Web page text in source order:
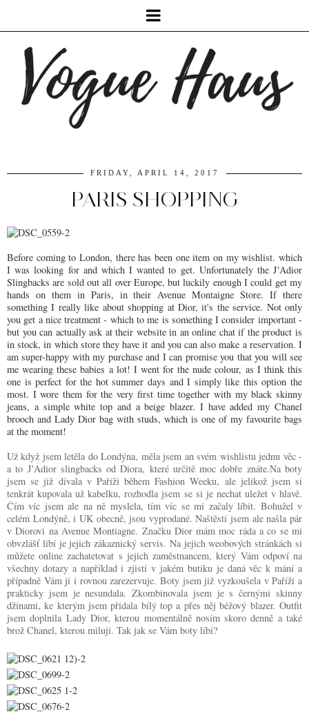
FRIDAY, APRIL 14, 2017
PARIS SHOPPING
Before coming to London, there has been one item on my wishlist. which
I was looking for and which I wanted to get. Unfortunately the J'Adior
Slingbacks are sold out all over Europe, but luckily enough I could get my
hands on them in Paris, in their Avenue Montaigne Store. If there
something I really like about shopping at Dior, it's the service. Not only
you get a nice treatment - which to me is something I consider important -
but you can actually ask at their website in an online chat if the product is
in stock, in which store they have it and you can also make a reservation. I
am super-happy with my purchase and I can promise you that you will see
me wearing these babies a lot! I went for the nude colour, as I think this
one is perfect for the hot summer days and I simply like this option the
most. I wore them for the very first time together with my black skinny
jeans, a simple white top and a beige blazer. I have added my Chanel
brooch and Lady Dior bag with studs, which is one of my favourite bags
at the moment!
Už když jsem letěla do Londýna, měla jsem an svém wishlistu jednu věc -
a to J'Adior slingbacks od Diora, které určitě moc dobře znáte.Na boty
jsem se již dívala v Paříži během Fashion Weeku, ale jelikož jsem si
tenkrát kupovala už kabelku, rozhodla jsem se si je nechat uležet v hlavě.
Čím víc jsem ale na ně myslela, tím víc se mi začaly líbit. Bohužel v
celém Londýně, i UK obecně, jsou vyprodané. Naštěstí jsem ale našla pár
v Diorovi na Avenue Montiagne. Značku Dior mám moc ráda a co se mi
obvzlášť líbí je jejich zákaznický servis. Na jejich weobových stránkách si
můžete online zachatetovat s jejich zaměstnancem, který Vám odpoví na
všechny dotazy a například i zjistí v jakém butiku je daná věc k mání a
případně Vám ji i rovnou zarezervuje. Boty jsem již vyzkoušela v Paříži a
prakticky jsem je nesundala. Zkombinovala jsem je s černými skinny
džínami, ke kterým jsem přidala bílý top a přes něj béžový blazer. Outfit
jsem doplnila Lady Dior, kterou momentálně nosím skoro denně a také
brož Chanel, kterou miluji. Tak jak se Vám boty líbí?